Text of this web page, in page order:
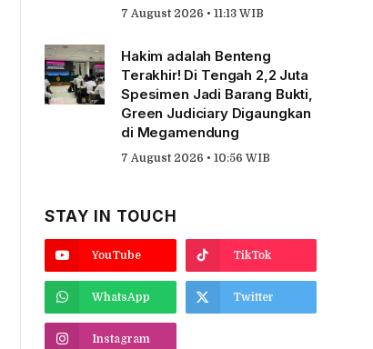
7 August 2026 • 11:13 WIB
Hakim adalah Benteng
Terakhir! Di Tengah 2,2 Juta
Spesimen Jadi Barang Bukti,
Green Judiciary Digaungkan
di Megamendung
7 August 2026 • 10:56 WIB
STAY IN TOUCH
YouTube TikTok
WhatsApp Twitter
Instagram